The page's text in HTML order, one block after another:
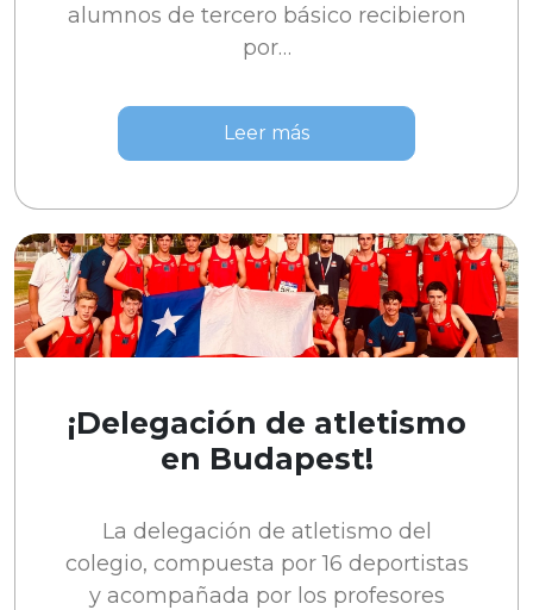
alumnos de tercero básico recibieron
por…
Leer más
¡Delegación de atletismo
en Budapest!
La delegación de atletismo del
colegio, compuesta por 16 deportistas
y acompañada por los profesores